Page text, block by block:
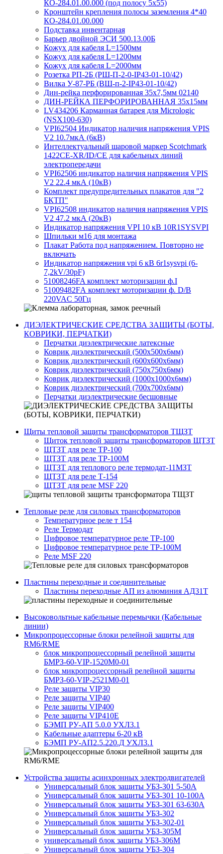
КО-284.01.00.000 (под полосу 5х55)
Кронштейн крепления полосы заземления 4*40
КО-284.01.00.000
Подставка инвентарная
Барьер двойной ЭСИ 500.13.00Б
Кожух для кабеля L=1500мм
Кожух для кабеля L=1200мм
Кожух для кабеля L=2000мм
Розетка РП-2Б (РШ-П-2-0-IР43-01-10/42)
Вилка У-87-РБ (ВШ-п-2-IP43-01-10/42)
Дин-рейка перфорированная 35х7,5мм 02140
ДИН-РЕЙКА ПЕРФОРИРОВАННАЯ 35х15мм
LV434206 Карманная батарея для Micrologic
(NSX100-630)
VPI62504 Индикатор наличия напряжения VPIS
V2 10.7мкА (6кВ)
Интеллектуальный шаровой маркер Scotchmark
1422CE-XR/ID/CE для кабельных линий
электропередачи
VPI62506 индикатор наличия напряжения VPIS
V2 22.4 мкА (10кВ)
Комплект предупредительных плакатов для "2
БКТП"
VPI62508 индикатор наличия напряжения VPIS
V2 47.2 мкА (20кВ)
Индикатор напряжения VPI 10 кВ 10R1SYSVPI
Шпильки м16 для монтажа
Плакат Работа под напряжением. Повторно не
включать
Индикатор напряжения vpi 6 кВ 6r1sysvpi (6-
7,2kV/30pF)
51008246FA комплект моторизации ф.I
51009482FА комплект моторизации ф. D/B
220VAC 50Гц
ДИЭЛЕКТРИЧЕСКИЕ СРЕДСТВА ЗАЩИТЫ (БОТЫ,
КОВРИКИ, ПЕРЧАТКИ)
Перчатки диэлектрические латексные
Коврик диэлектрический (500х500х6мм)
Коврик диэлектрический (600х600х6мм)
Коврик диэлектрический (750х750х6мм)
Коврик диэлектрический (1000х1000х6мм)
Коврик диэлектрический (700х700х6мм)
Перчатки диэлектрические бесшовные
Щиты тепловой защиты трансформаторов ТЩЗТ
Щиток тепловой защиты трансформаторов ЩТЗТ
ЩТЗТ для реле ТР-100
ЩТЗТ для реле ТР-100М
ЩТЗТ для теплового реле термодат-11МЗТ
ЩТЗТ для реле Т-154
ЩТЗТ для реле MSF 220
Тепловые реле для силовых трансформаторов
Температурное реле т 154
Реле Термодат
Цифровое температурное реле ТР-100
Цифровое температурное реле ТР-100М
Реле MSF 220
Пластины переходные и соединительные
Пластины переходные АП из алюминия АД31Т
Высоковольтные кабельные перемычки (Кабельные
линии)
Микропроцессорные блоки релейной защиты для
RM6/RME
блок микропроцессорный релейной защиты
БМРЗ-60-VIP-1520М0-01
блок микропроцессорный релейной защиты
БМРЗ-60-VIP-2521М0-01
Реле защиты VIP30
Реле защиты VIP40
Реле защиты VIP400
Реле защиты VIP410E
БЭМП РУ-АП 5.0.0 УХЛ3.1
Кабельные адаптеры 6-20 кВ
БЭМП РУ-АП2.5.220.Д УХЛ3.1
Устройства защиты асинхронных электродвигателей
Универсальный блок защиты УБЗ-301 5-50А
Универсальный блок защиты УБЗ-301 10-100А
Универсальный блок защиты УБЗ-301 63-630А
Универсальный блок защиты УБЗ-302
Универсальный блок защиты УБЗ-302-01
Универсальный блок защиты УБЗ-305М
универсальный блок защиты УБЗ-306М
Универсальный блок защиты УБЗ-304